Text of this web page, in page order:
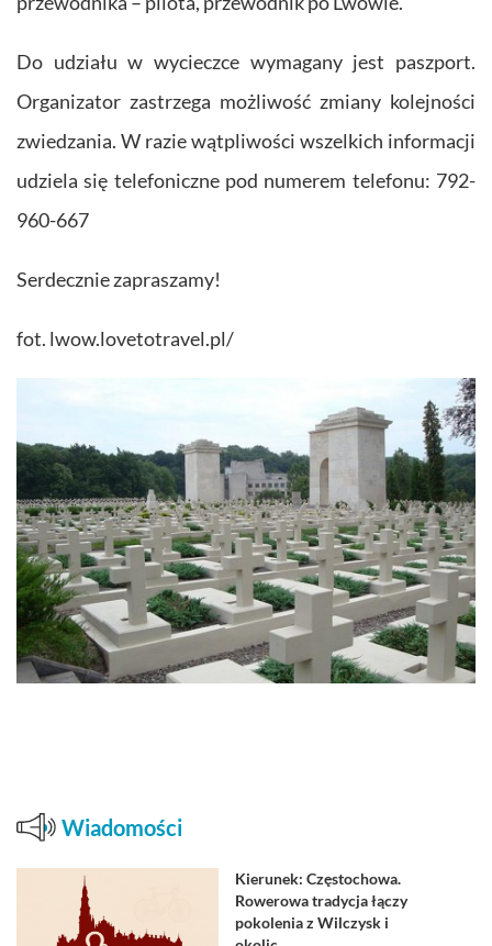
Do udziału w wycieczce wymagany jest paszport.
Organizator zastrzega możliwość zmiany kolejności
zwiedzania. W razie wątpliwości wszelkich informacji
udziela się telefoniczne pod numerem telefonu: 792-
960-667
Serdecznie zapraszamy!
fot. lwow.lovetotravel.pl/
Wiadomości
Kierunek: Częstochowa.
Rowerowa tradycja łączy
pokolenia z Wilczysk i